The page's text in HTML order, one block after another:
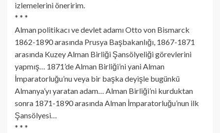
izlemelerini öneririm.
* * *
Alman politikacı ve devlet adamı Otto von Bismarck
1862-1890 arasında Prusya Başbakanlığı, 1867-1871
arasında Kuzey Alman Birliği Şansölyeliği görevlerini
yapmış… 1871’de Alman Birliği’ni yani Alman
İmparatorluğu’nu veya bir başka deyişle bugünkü
Almanya’yı yaratan adam… Alman Birliği’ni kurduktan
sonra 1871-1890 arasında Alman İmparatorluğu’nun ilk
Şansölyesi…
* * *